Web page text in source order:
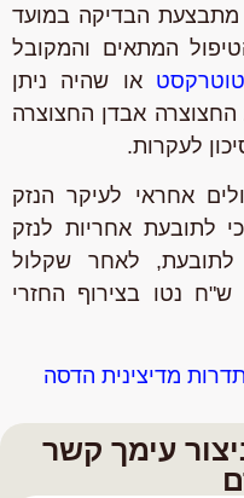
עימך קשר
מתבצעת הבדיקה במועד
המתאים והמקובל
או שהיה ניתן
אבדן החצוצרה
לעקרות.
אחראי לעיקר הנזק
לתובעת אחריות לנזק
נפסק לתובעת, לאחר שקלול
פיצוי בסך 206,400 ש"ח נטו בצירוף החזרי